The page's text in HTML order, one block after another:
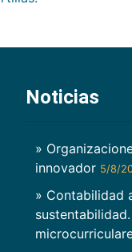
Noticias
»
innovador 5/8/
» Contabilidad